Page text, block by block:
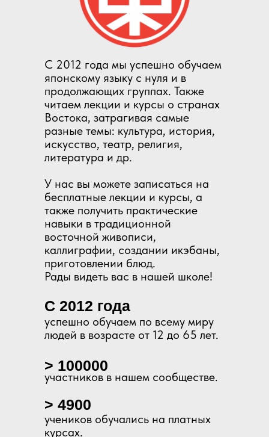
С 2012 года мы успешно обучаем
японскому языку с нуля и в
продолжающих группах. Также
читаем лекции и курсы о странах
Востока, затрагивая самые
разные темы: культура, история,
искусство, театр, религия,
литература и др.
У нас вы можете записаться на
бесплатные лекции и курсы, а
также получить практические
навыки в традиционной
восточной живописи,
каллиграфии, создании икэбаны,
приготовлении блюд.
Рады видеть вас в нашей школе!
С 2012 года
успешно обучаем по всему миру
людей в возрасте от 12 до 65 лет.
> 100000
> 4900
участников в нашем сообществе.
учеников обучались на платных
курсах.